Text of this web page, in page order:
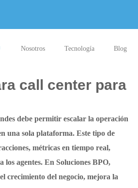
Nosotros Tecnología Blog
call center para
debe permitir escalar la operación
una sola plataforma. Este tipo de
métricas en tiempo real,
agentes. En Soluciones BPO,
crecimiento del negocio, mejora la